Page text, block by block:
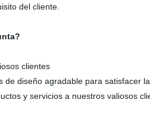
del cliente.
clientes
de diseño agradable para satisfacer
y servicios a nuestros valiosos